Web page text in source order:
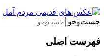
جست‌وجو
فهرست اصلی